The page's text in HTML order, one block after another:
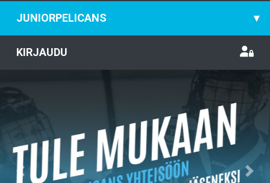
JUNIORPELICANS ▾
KIRJAUDU
Previous